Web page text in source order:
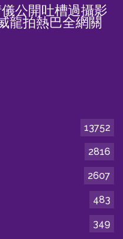
公開吐槽過攝影
龍拍熱巴全網關
13752
2816
2607
483
349